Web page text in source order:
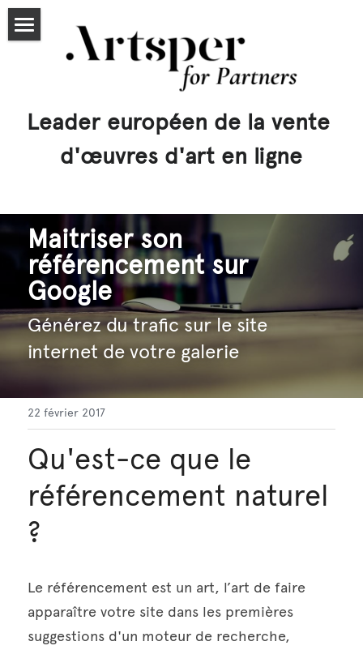
Leader européen de la vente
d'œuvres d'art en ligne
Accueil
Tarifs
Candidater
artsper.com
Exposer
Leasing
Rechercher
Français
Italiano
English
Español
Maitriser son
référencement sur
Google
Générez du trafic sur le site
internet de votre galerie
22 février 2017
Qu'est-ce que le
référencement naturel
?
Le référencement est un art, l’art de faire
apparaître votre site dans les premières
suggestions d'un moteur de recherche,